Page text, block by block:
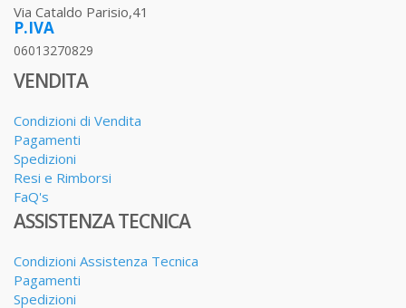
Via Cataldo Parisio,41
P.IVA
06013270829
VENDITA
Condizioni di Vendita
Pagamenti
Spedizioni
Resi e Rimborsi
FaQ's
ASSISTENZA TECNICA
Condizioni Assistenza Tecnica
Pagamenti
Spedizioni